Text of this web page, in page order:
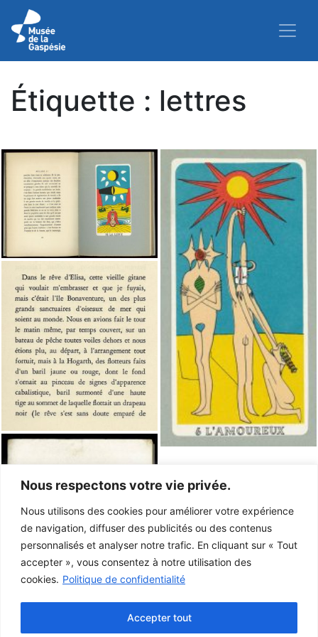
Nous respectons votre vie privée.
Nous utilisons des cookies pour améliorer votre expérience
de navigation, diffuser des publicités ou des contenus
personnalisés et analyser notre trafic. En cliquant sur « Tout
accepter », vous consentez à notre utilisation des
cookies. Politique de confidentialité
Accepter tout
Étiquette : lettres